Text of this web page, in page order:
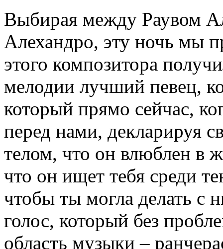
Выбирая между Раувом
Алехандро, эту ночь мы
этого композитора
мелодии лучший певец,
который прямо сейчас,
перед нами, декларируя
телом, что он влюблен в
что он ищет тебя среди
чтобы ты могла делать с
голос, который без
область музыки –